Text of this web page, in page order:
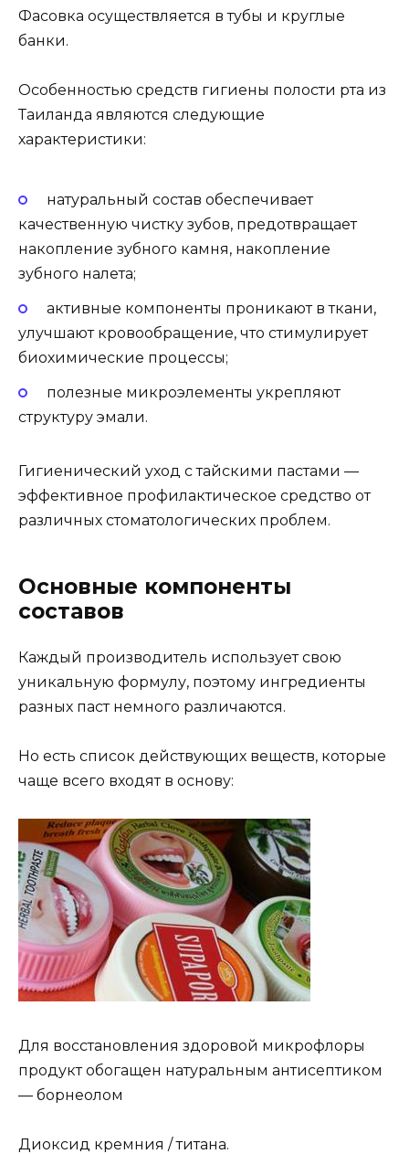
Фасовка осуществляется в тубы и круглые
банки.
Особенностью средств гигиены полости рта из
Таиланда являются следующие
характеристики:
натуральный состав обеспечивает
качественную чистку зубов, предотвращает
накопление зубного камня, накопление
зубного налета;
активные компоненты проникают в ткани,
улучшают кровообращение, что стимулирует
биохимические процессы;
полезные микроэлементы укрепляют
структуру эмали.
Гигиенический уход с тайскими пастами —
эффективное профилактическое средство от
различных стоматологических проблем.
Основные компоненты
составов
Каждый производитель использует свою
уникальную формулу, поэтому ингредиенты
разных паст немного различаются.
Но есть список действующих веществ, которые
чаще всего входят в основу:
Для восстановления здоровой микрофлоры
продукт обогащен натуральным антисептиком
— борнеолом
Диоксид кремния / титана.